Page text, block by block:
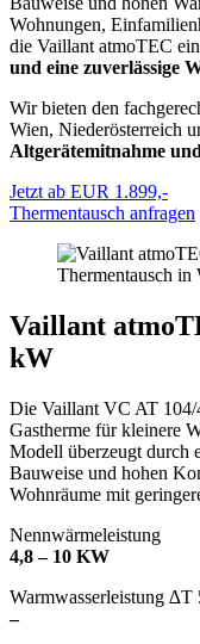
Wohnungen,
die Vaillant atmoTEC
und eine zuverlässige
Wir bieten den
Wien, Niederösterreich
Altgerätemitnahme
Jetzt ab EUR 1.899,-
Thermentausch anfragen
Vaillant
kW
Die Vaillant VC AT 104/
Gastherme für kleinere
Modell überzeugt durch
Bauweise und hohen
Wohnräume mit
Nennwärmeleistung
4,8 – 10 KW
Warmwasserleistung ∆T
–